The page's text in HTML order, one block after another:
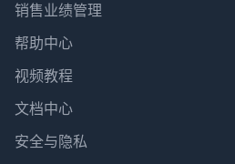
销售业绩管理
帮助中心
视频教程
文档中心
安全与隐私